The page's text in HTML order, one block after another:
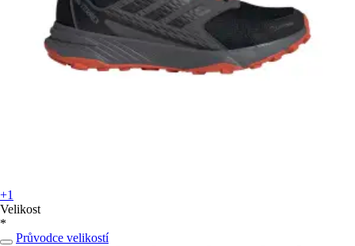
+1
Velikost
*
Průvodce velikostí